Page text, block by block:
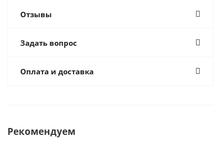
Отзывы
Задать вопрос
Оплата и доставка
Рекомендуем